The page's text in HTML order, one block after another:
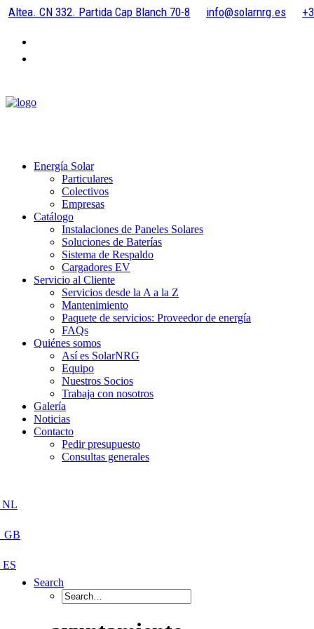
Altea. CN 332. Partida Cap Blanch 70-8 info@solarnrg.es
Energía Solar
Particulares
Colectivos
Empresas
Catálogo
Instalaciones de Paneles Solares
Soluciones de Baterías
Sistema de Respaldo
Cargadores EV
Servicio al Cliente
Servicios desde la A a la Z
Mantenimiento
Paquete de servicios: Proveedor de energía
FAQs
Quiénes somos
Así es SolarNRG
Equipo
Nuestros Socios
Trabaja con nosotros
Galería
Noticias
Contacto
Pedir presupuesto
Consultas generales
Search